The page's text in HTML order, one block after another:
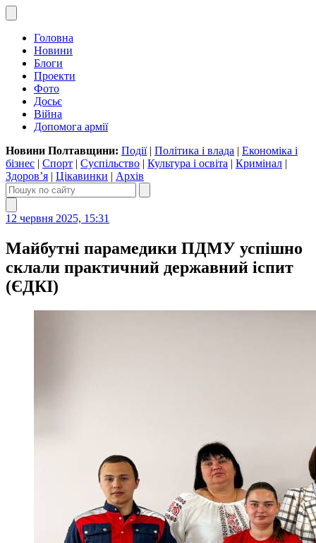
Головна
Новини
Блоги
Проекти
Фото
Досьє
Війна
Допомога армії
Новини Полтавщини: Події| Політика і влада | Економіка і
бізнес | Спорт | Суспільство | Культура і освіта | Кримінал |
Здоров’я | Цікавинки | Архів
12 червня 2025, 15:31
Майбутні парамедики ПДМУ успішно
склали практичний державний іспит
(ЄДКІ)